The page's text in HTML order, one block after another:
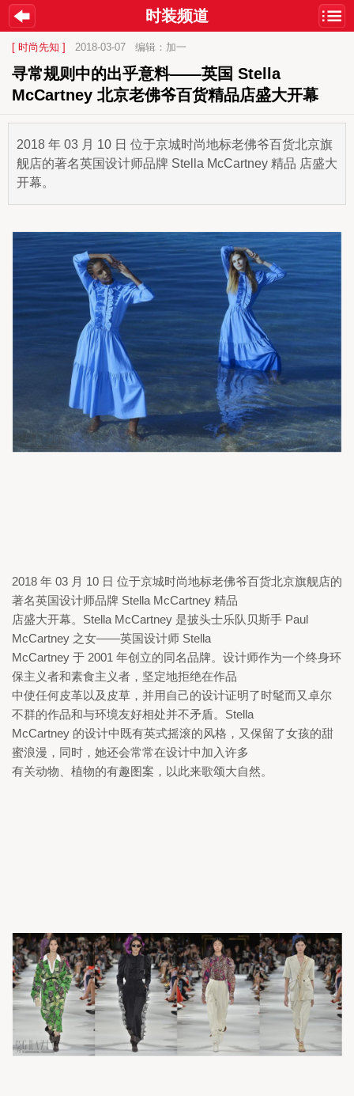
时装频道
[ 时尚先知 ] 2018-03-07 编辑：加一
寻常规则中的出乎意料——英国 Stella
McCartney 北京老佛爷百货精品店盛大开幕
2018 年 03 月 10 日 位于京城时尚地标老佛爷百货北京旗
舰店的著名英国设计师品牌 Stella McCartney 精品 店盛大
开幕。
2018 年 03 月 10 日 位于京城时尚地标老佛爷百货北京旗舰店的
著名英国设计师品牌 Stella McCartney 精品
店盛大开幕。 Stella McCartney 是披头士乐队贝斯手 Paul
McCartney 之女——英国设计师 Stella
McCartney 于 2001 年创立的同名品牌。设计师作为一个终身环
保主义者和素食主义者，坚定地拒绝在作品
中使任何皮革以及皮草，并用自己的设计证明了时髦而又卓尔
不群的作品和与环境友好相处并不矛盾。 Stella
McCartney 的设计中既有英式摇滚的风格，又保留了女孩的甜
蜜浪漫，同时，她还会常常在设计中加入许多
有关动物、植物的有趣图案，以此来歌颂大自然。